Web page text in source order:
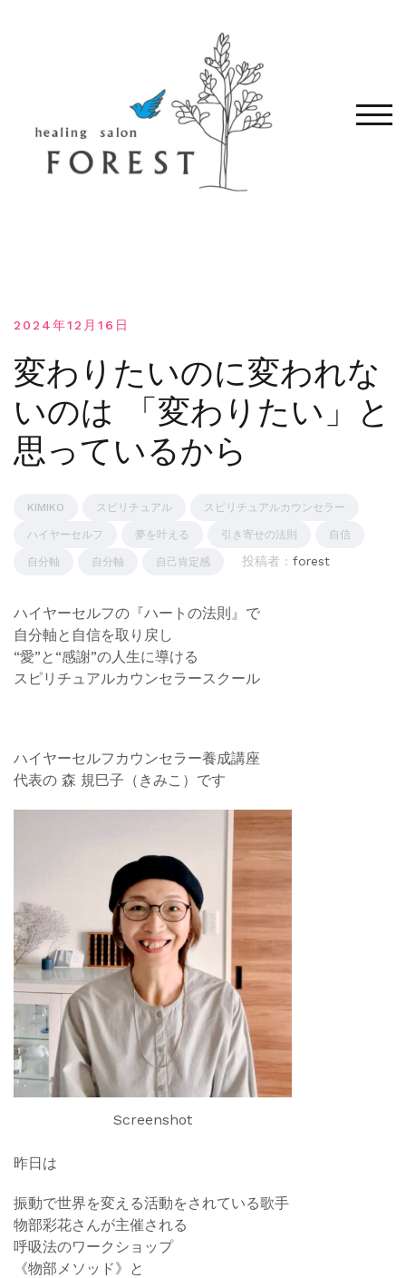
モバ
2024年12月16日
変わりたいのに変われな
いのは 「変わりたい」と
思っているから
KIMIKO スピリチュアル スピリチュアルカウンセラー
ハイヤーセルフ 夢を叶える 引き寄せの法則 自信
自分軸 自分軸 自己肯定感 投稿者 : forest
ハイヤーセルフの『ハートの法則』で
自分軸と自信を取り戻し
“愛”と“感謝”の人生に導ける
スピリチュアルカウンセラースクール
ハイヤーセルフカウンセラー養成講座
代表の 森 規巳子（きみこ）です
Screenshot
昨日は
振動で世界を変える活動をされている歌手
物部彩花さんが主催される
呼吸法のワークショップ
《物部メソッド》と